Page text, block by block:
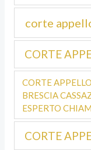
corte
CORTE
CORTE
BRESCIA
ESPERTO
CORTE